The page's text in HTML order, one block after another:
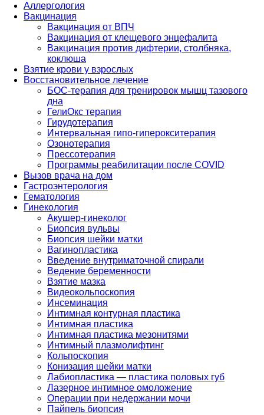
Аллергология
Вакцинация
Вакцинация от ВПЧ
Вакцинация от клещевого энцефалита
Вакцинация против дифтерии, столбняка,
коклюша
Взятие крови у взрослых
Восстановительное лечение
БОС-терапия для тренировок мышц тазового
дна
ГелиОкс терапия
Гирудотерапия
Интервальная гипо-гиперокситерапия
Озонотерапия
Прессотерапия
Программы реабилитации после СOVID
Вызов врача на дом
Гастроэнтерология
Гематология
Гинекология
Акушер-гинеколог
Биопсия вульвы
Биопсия шейки матки
Вагинопластика
Введение внутриматочной спирали
Ведение беременности
Взятие мазка
Видеокольпоскопия
Инсеминация
Интимная контурная пластика
Интимная пластика
Интимная пластика мезонитями
Интимный плазмолифтинг
Кольпоскопия
Конизация шейки матки
Лабиопластика — пластика половых губ
Лазерное интимное омоложение
Операции при недержании мочи
Пайпель биопсия